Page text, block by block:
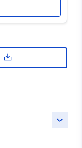
keyboard_arrow_down